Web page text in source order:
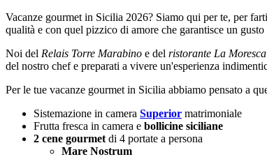
Vacanze gourmet in Sicilia 2026? Siamo qui per te, per
qualità e con quel pizzico di amore che garantisce un
Noi del Relais Torre Marabino e del ristorante La Moresca
del nostro chef e preparati a vivere un'esperienza
Per le tue vacanze gourmet in Sicilia abbiamo pensato a
Sistemazione in camera Superior matrimoniale
Frutta fresca in camera e bollicine siciliane
2 cene gourmet di 4 portate a persona
Mare Nostrum